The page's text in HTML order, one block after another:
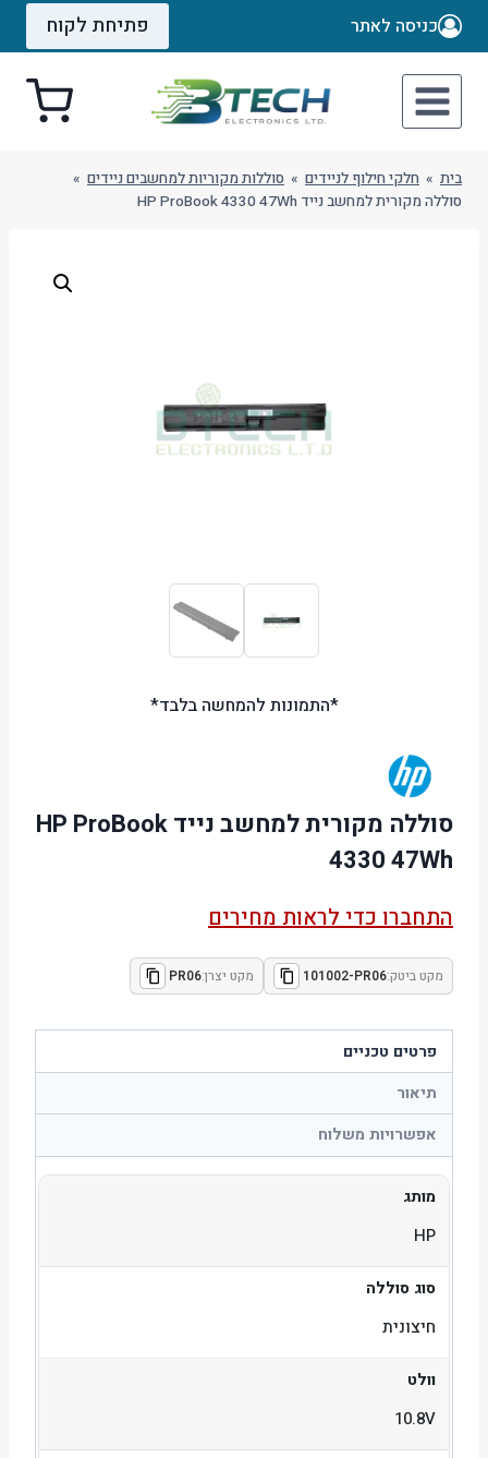
Skip
כניסה לאתר פתיחת לקוח
בית » חלקי חילוף לניידים » סוללות מקוריות למחשבים ניידים »
סוללה מקורית למחשב נייד HP ProBook 4330 47Wh
*התמונות להמחשה בלבד*
סוללה מקורית למחשב נייד HP ProBook
4330 47Wh
התחברו כדי לראות מחירים
מקט ביטק:101002-PR06 מקט יצרן:PR06
פרטים טכניים
תיאור
אפשרויות משלוח
מותג
HP
סוג סוללה
חיצונית
וולט
10.8V